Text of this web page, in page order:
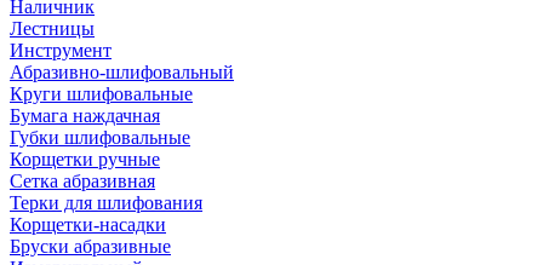
Наличник
Лестницы
Инструмент
Абразивно-шлифовальный
Круги шлифовальные
Бумага наждачная
Губки шлифовальные
Корщетки ручные
Сетка абразивная
Терки для шлифования
Корщетки-насадки
Бруски абразивные